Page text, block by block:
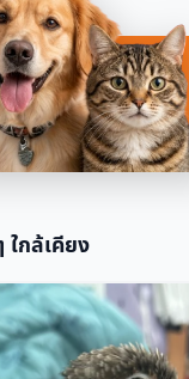
ใกล้เคียง